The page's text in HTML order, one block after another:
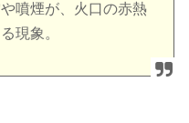
噴煙が、火口の赤熱
現象。